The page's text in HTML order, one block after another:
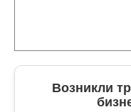
Возникли